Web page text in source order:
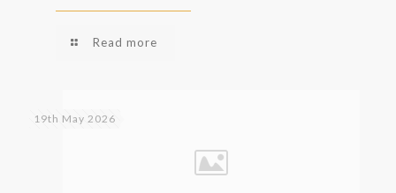
Read more
19th May 2026